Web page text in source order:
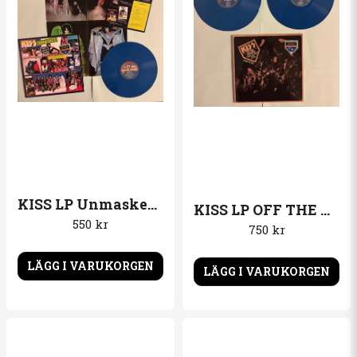
KISS LP Unmasked Blå vinyl Alternativomslag med poster och order papper
550 kr
LÄGG I VARUKORGEN
KISS LP OFF THE AUDIENCE Marquee Club London 1988 2LP Blå vinyl
750 kr
LÄGG I VARUKORGEN